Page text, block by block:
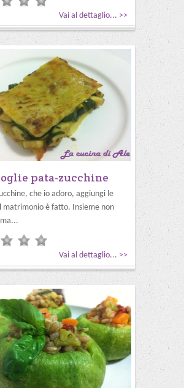
Vai al dettaglio... >>
pata-zucchine
che io adoro, aggiungi le
matrimonio è fatto. Insieme non
Vai al dettaglio... >>